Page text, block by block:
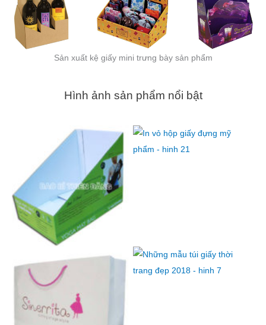
Sản xuất kệ giấy mini trưng bày sản phẩm
Hình ảnh sản phẩm nổi bật